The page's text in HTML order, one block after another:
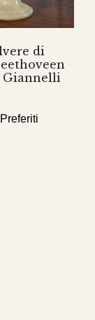
di
Giannelli
Preferiti